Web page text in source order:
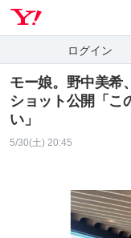
ログイン
モー娘。野中美希
ショット公開「こ
い」
5/30(土) 20:45